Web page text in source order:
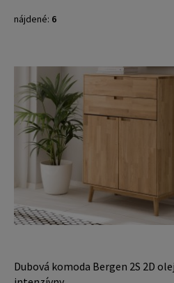
nájdené: 6
Dubová komoda Bergen 2S 2D olej